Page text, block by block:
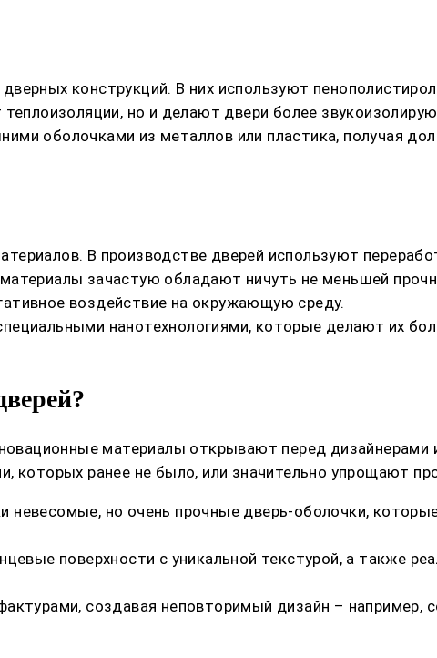
конструкций. В них используют
но и делают двери более
оболочками из металлов или пластика, получая
В производстве дверей используют
зачастую обладают ничуть не меньшей
воздействие на окружающую среду.
нанотехнологиями, которые делают их
материалы открывают перед дизайнерами
ранее не было, или значительно упрощают
но очень прочные дверь-оболочки,
поверхности с уникальной текстурой, а также
создавая неповторимый дизайн – например,